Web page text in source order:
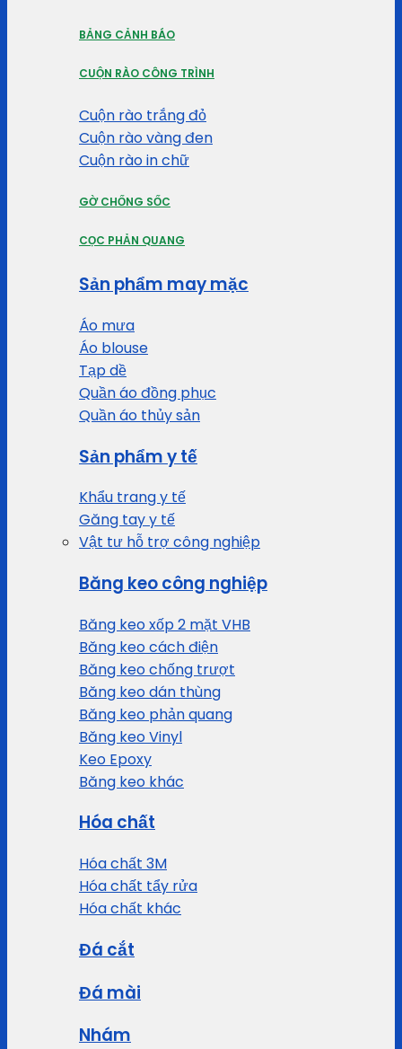
BẢNG CẢNH BÁO
CUỘN RÀO CÔNG TRÌNH
Cuộn rào trắng đỏ
Cuộn rào vàng đen
Cuộn rào in chữ
GỜ CHỐNG SỐC
CỌC PHẢN QUANG
Sản phẩm may mặc
Áo mưa
Áo blouse
Tạp dề
Quần áo đồng phục
Quần áo thủy sản
Sản phẩm y tế
Khẩu trang y tế
Găng tay y tế
Vật tư hỗ trợ công nghiệp
Băng keo công nghiệp
Băng keo xốp 2 mặt VHB
Băng keo cách điện
Băng keo chống trượt
Băng keo dán thùng
Băng keo phản quang
Băng keo Vinyl
Keo Epoxy
Băng keo khác
Hóa chất
Hóa chất 3M
Hóa chất tẩy rửa
Hóa chất khác
Đá cắt
Đá mài
Nhám